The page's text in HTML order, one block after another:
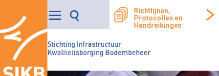
Stichting Infrastructuur
Kwaliteitsborging Bodembeheer
Richtlijnen,
Protocollen en
Handreikingen